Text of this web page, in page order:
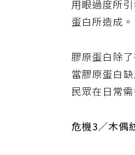
用眼過度所
蛋白所造成。
膠原蛋白除
當膠原蛋白
民眾在日常
危機3／木偶